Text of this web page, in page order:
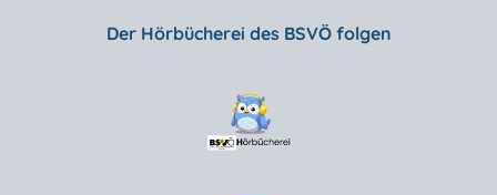
Der Hörbücherei des BSVÖ folgen